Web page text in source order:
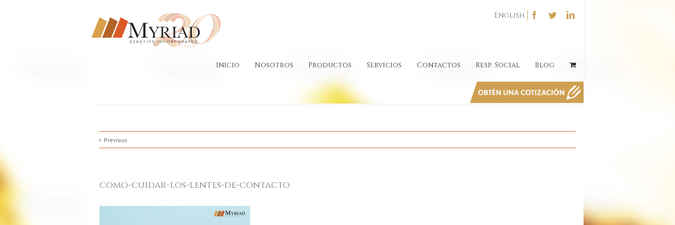
English
Inicio Nosotros Productos Servicios Contactos Resp. Social Blog
Previous
como-cuidar-los-lentes-de-contacto